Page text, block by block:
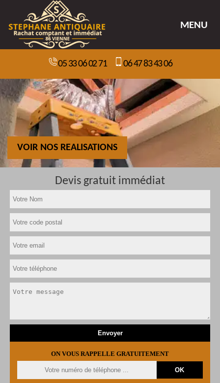
MENU
05 33 06 02 71 06 47 83 43 06
VOIR NOS REALISATIONS
Devis gratuit immédiat
ON VOUS RAPPELLE GRATUITEMENT